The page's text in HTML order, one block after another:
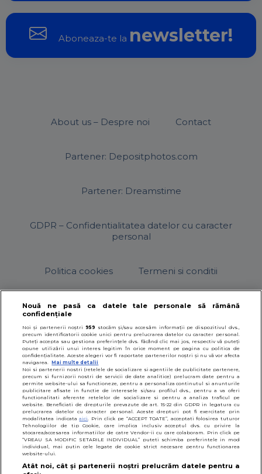
Aboneaza-te la newsletter!
About us – Despre noi Contact
Partener: Depositphotos.com
Partener: Dreamstime
GDPR – Confidentialitatea datelor cu caracter
personal
Politica cookies Termeni si conditii
© 2026SfatulParintilor.ro
Nouă ne pasă ca datele tale personale să rămână
confidențiale
Noi și partenerii noștri959 stocăm și/sau accesăm informații pe dispozitivul dvs.,
precum identificatorii cookie unici pentru prelucrarea datelor cu caracter personal.
Puteți accepta sau gestiona preferințele dvs. făcând clic mai jos, respectiv vă puteți
opune utilizării unui interes legitim în orice moment pe pagina cu politica de
confidențialitate. Aceste alegeri vor fi raportate partenerilor noștri și nu vă vor afecta
navigarea. Mai multe detalii
Noi si partenerii nostri (retelele de socializare si agentiile de publicitate partenere,
precum si furnizorii nostri de servicii de date analitice) prelucram date pentru a
permite website-ului sa functioneze, pentru a personaliza continutul si anunturile
publicitare afisate in functie de interesele si/sau profilul dvs., pentru a va oferi
functionalitati aferente retelelor de socializare si pentru a analiza traficul pe
website. Beneficiati de drepturile prevazute de art. 15-22 din GDPR in legatura cu
prelucrarea datelor cu caracter personal. Aceste drepturi pot fi exercitate prin
modalitatea indicataaici. Prin click pe “ACCEPT TOATE”, acceptati folosirea tuturor
Tehnologiilor de tip Cookie, care implica inclusiv acceptul dvs. cu privire la
stocarea/accesarea informatiilor de catre Vendor-ii cu care colaboram. Prin click pe
“VREAU SA MODIFIC SETARILE INDIVIDUAL” puteti schimba preferintele in mod
individual, mai putin cele legate de cookie strict necesare pentru functionarea
website-ului.
Atât noi, cât și partenerii noștri prelucrăm datele pentru a